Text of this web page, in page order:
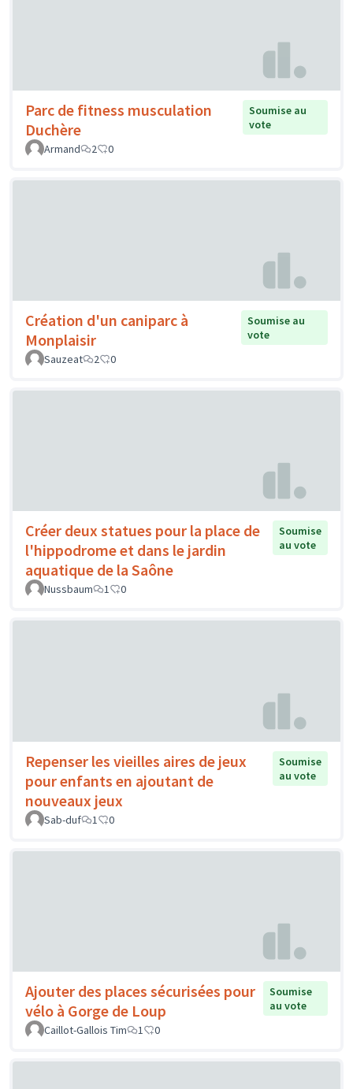
Parc de fitness musculation
Duchère
Soumise au
vote
Armand
2 0
Création d'un caniparc à
Monplaisir
Soumise au
vote
Sauzeat
2 0
Créer deux statues pour la place de
l'hippodrome et dans le jardin
aquatique de la Saône
Soumise
au vote
Nussbaum 1 0
Repenser les vieilles aires de jeux
pour enfants en ajoutant de
nouveaux jeux
Soumise
au vote
Sab-duf 1 0
Ajouter des places sécurisées pour
vélo à Gorge de Loup
Soumise
au vote
Caillot-Gallois Tim
1 0